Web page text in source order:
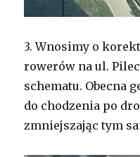
3. Wnosimy o
rowerów na ul.
schematu. Obecna
do chodzenia po
zmniejszając tym